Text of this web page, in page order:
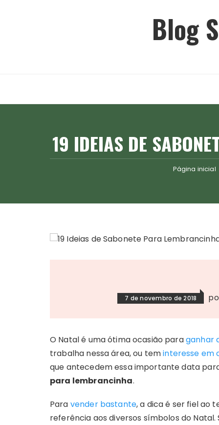
Blog
19 IDEIAS DE
Página inicial
7 de novembro de 2018
O Natal é uma ótima ocasião paraganhar
trabalha nessa área, ou teminteresse em
que antecedem essa importante data
para lembrancinha.
Para vender bastante, a dica é ser fiel ao
referência aos diversos símbolos do